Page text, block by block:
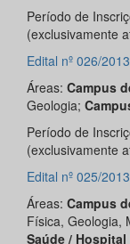
Período de
(exclusivamente
Edital nº 026/2013
Áreas: Campus
Geologia;
Período de
(exclusivamente
Edital nº 025/2013
Áreas: Campus
Física, Geologia,
Saúde /